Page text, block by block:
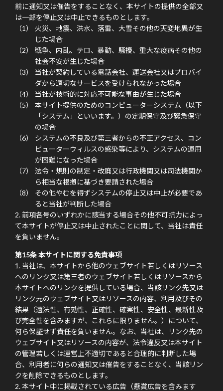
前に通知又は催告をすることなく、本サイトの提供の全部又
は一部を停止又は中止できるものとします。
火災、地震、洪水、落雷、大雪その他の天変地異が生
じた場合
戦争、内乱、テロ、暴動、騒擾、重大な疫病その他の
社会不安が生じた場合
当社が契約している電話会社、運送会社又はプロバイ
ダから適切なサービスを受けられなかった場合
当社が技術的に対応不可能な事由が生じた場合
本サイト提供のためのコンピューターシステム（以下
「システム」といいます。）の定期保守及び緊急保守
の場合
システムの不良及び第三者からの不正アクセス、コン
ピューターウィルスの感染等により、システムの運用
が困難になった場合
法令・規則の制定・改廃又は行政機関又は司法機関か
ら相当な根拠に基づき要請された場合
その他やむを得ずシステムの停止又は中止が必要であ
ると当社が判断した場合
前項各号のいずれかに該当する場合その他不可抗力によっ
て本サイトが停止又は中止されたことに関して、当社は責任
を負いません。
第15条 本サイトに関する免責事項
当社は、本サイトから他のウェブサイト若しくはリソース
へのリンク又は第三者のウェブサイト若しくはリソースから
本サイトへのリンクを提供している場合、当該リンク先又は
リンク元のウェブサイト又はリソースの内容、利用及びその
結果（適法性、有効性、正確性、確実性、安全性、最新性及
び完全性を含みますが、これらに限りません。）について、
何ら保証せず責任を負いません。なお、当社は、リンク先の
ウェブサイト又はリソースの内容が、法令違反又は本サイト
の管理若しくは運営上不適切であると合理的に判断した場
合、利用者に何らの通知又は催告をすることなく、当該リン
クを削除できるものとします。
本サイト中に掲載されている広告（懸賞広告を含みます